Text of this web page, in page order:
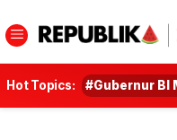
Hot Topics: #Gubernur BI